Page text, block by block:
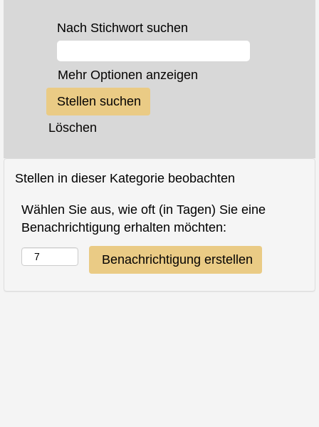
Nach Stichwort suchen
Mehr Optionen anzeigen
Löschen
Stellen in dieser Kategorie beobachten
Wählen Sie aus, wie oft (in Tagen) Sie eine
Benachrichtigung erhalten möchten: